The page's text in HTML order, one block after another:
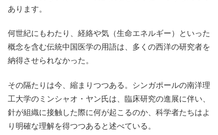
あります。
何世紀にもわたり、経絡や気（生命エネルギー）といった
概念を含む伝統中国医学の用語は、多くの西洋の研究者を
納得させられなかった。
その隔たりは今、縮まりつつある。シンガポールの南洋理
工大学のミンシャオ・ヤン氏は、臨床研究の進展に伴い、
針が組織に接触した際に何が起こるのか、科学者たちはよ
り明確な理解を得つつあると述べている。